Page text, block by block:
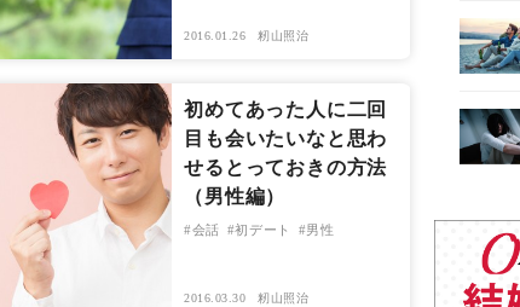
2016.01.26 籾山照治
初めてあった人に二回
目も会いたいなと思わ
せるとっておきの方法
（男性編）
会話 初デート 男性
2016.03.30 籾山照治